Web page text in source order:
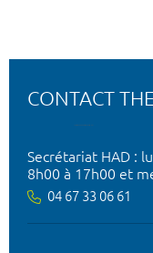
CONTACT
Secrétariat HAD :
8h00 à 17h00 et
04 67 33 06 61